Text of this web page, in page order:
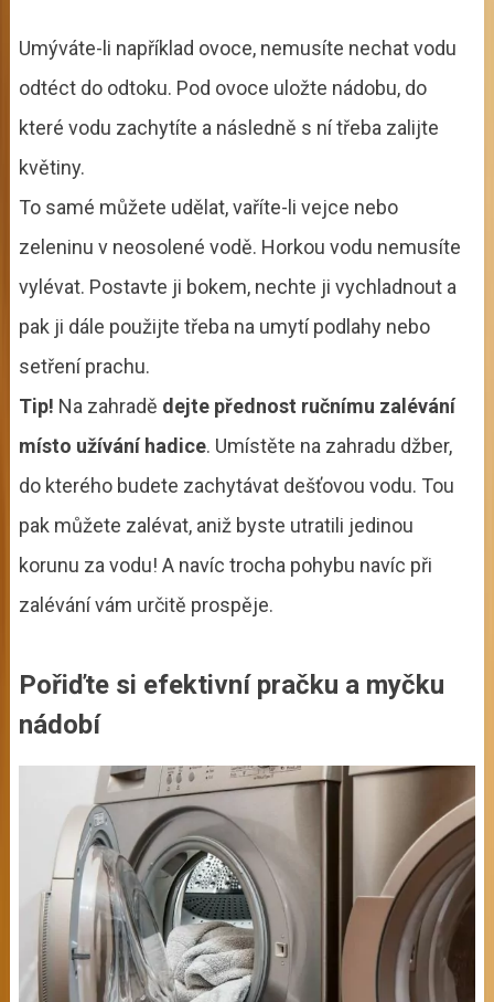
Umýváte-li například ovoce, nemusíte nechat vodu
odtéct do odtoku. Pod ovoce uložte nádobu, do
které vodu zachytíte a následně s ní třeba zalijte
květiny.
To samé můžete udělat, vaříte-li vejce nebo
zeleninu v neosolené vodě. Horkou vodu nemusíte
vylévat. Postavte ji bokem, nechte ji vychladnout a
pak ji dále použijte třeba na umytí podlahy nebo
setření prachu.
Tip! Na zahradě dejte přednost ručnímu zalévání
místo užívání hadice. Umístěte na zahradu džber,
do kterého budete zachytávat dešťovou vodu. Tou
pak můžete zalévat, aniž byste utratili jedinou
korunu za vodu! A navíc trocha pohybu navíc při
zalévání vám určitě prospěje.
Pořiďte si efektivní pračku a myčku
nádobí